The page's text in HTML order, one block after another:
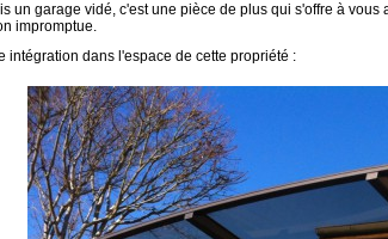
un garage vidé, c'est une pièce de plus qui s'offre à
impromptue.
dans l'espace de cette propriété :